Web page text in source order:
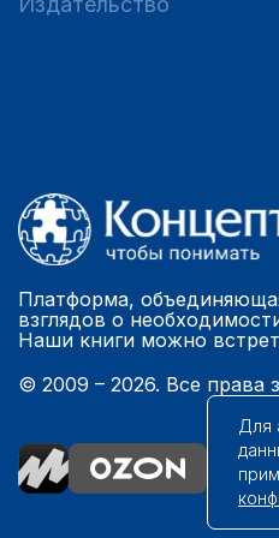
Платформа,
взглядов о
Наши книги можно
© 2009 – 2026. Все права
Для